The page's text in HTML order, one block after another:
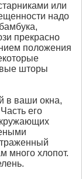
или
надо
прекрасно
положения
шторы
в ваши окна,
его
много хлопот.